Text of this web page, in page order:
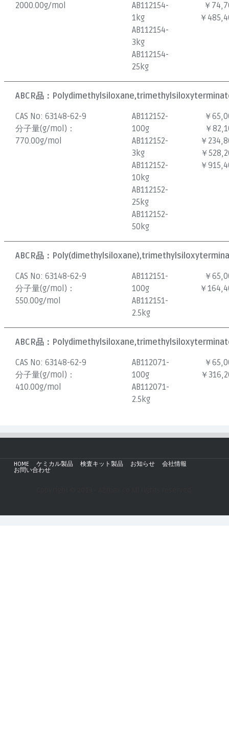
2000.00g/mol
AB112154-
1kg
AB112154-
3kg
AB112154-
25kg
￥
￥
ABCR品：
CAS No:63148-62-9
分子量(g/mol)：
770.00g/mol
AB112152-
100g
AB112152-
3kg
AB112152-
10kg
AB112152-
25kg
AB112152-
50kg
￥
￥
￥
￥
￥
ABCR品：
CAS No:63148-62-9
分子量(g/mol)：
550.00g/mol
AB112151-
100g
AB112151-
2.5kg
￥
￥
ABCR品：
CAS No:63148-62-9
分子量(g/mol)：
410.00g/mol
AB112071-
100g
AB112071-
2.5kg
￥
￥
HOME ケミカル製品 検査キット製品 お知らせ
会社情報
お問い合わせ